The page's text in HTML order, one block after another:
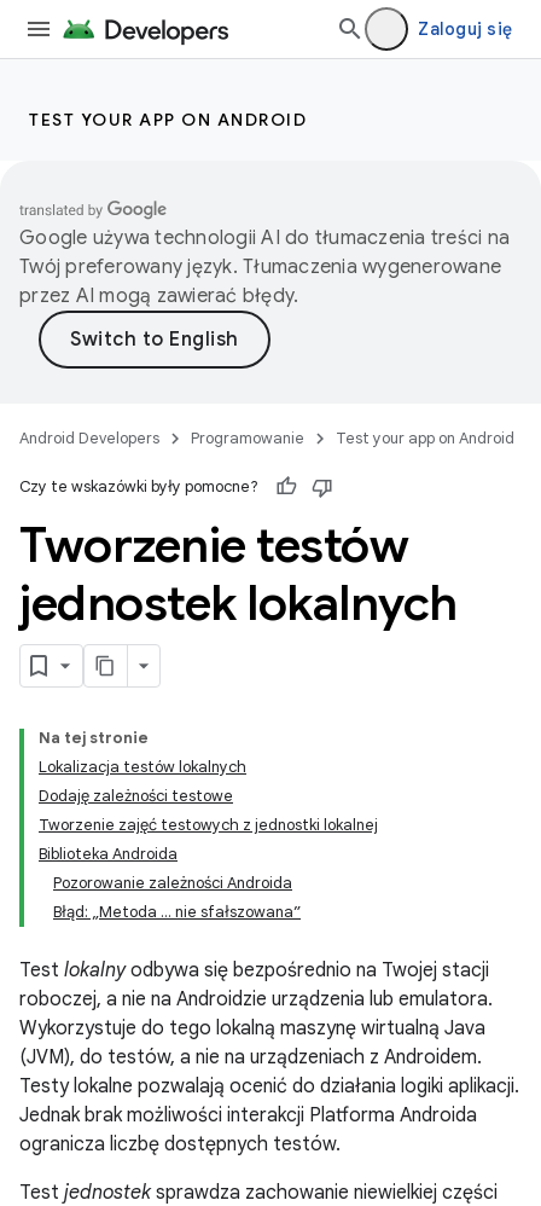
Zaloguj się
TEST YOUR APP ON ANDROID
Google używa technologii AI do tłumaczenia treści na
Twój preferowany język. Tłumaczenia wygenerowane
przez AI mogą zawierać błędy.
Android Developers Programowanie Test your app on Android
Czy te wskazówki były pomocne?
Tworzenie testów
jednostek lokalnych
Na tej stronie
Lokalizacja testów lokalnych
Dodaję zależności testowe
Tworzenie zajęć testowych z jednostki lokalnej
Biblioteka Androida
Pozorowanie zależności Androida
Błąd: „Metoda ... nie sfałszowana”
Test lokalnyodbywa się bezpośrednio na Twojej stacji
roboczej, a nie na Androidzie urządzenia lub emulatora.
Wykorzystuje do tego lokalną maszynę wirtualną Java
(JVM), do testów, a nie na urządzeniach z Androidem.
Testy lokalne pozwalają ocenić do działania logiki aplikacji.
Jednak brak możliwości interakcji Platforma Androida
ogranicza liczbę dostępnych testów.
Test jednosteksprawdza zachowanie niewielkiej części